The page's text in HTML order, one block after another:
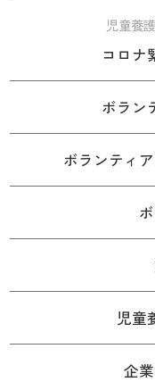
児童養
コロナ
ボラン
ボランティ
児童
企